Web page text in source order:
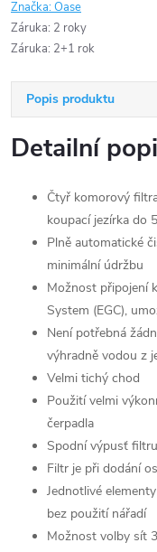
Značka:Oase
Záruka: 2 roky
Záruka: 2+1 rok
Popis produktu
Detailní
Čtyř komorový
koupací jezírka do
Plně automatické
minimální údržbu
Možnost připojení
System (EGC),
Není potřebná
výhradně vodou z
Velmi tichý chod
Použití velmi
čerpadla
Spodní výpusť
Filtr je při dodání
Jednotlivé
bez použití nářadí
Možnost volby sít